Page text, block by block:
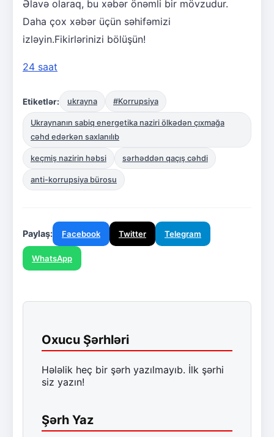
Əlavə olaraq, bu xəbər önəmli bir mövzudur.
Daha çox xəbər üçün səhifəmizi
izləyin.Fikirlərinizi bölüşün!
24 saat
Etiketlər: ukrayna #Korrupsiya
Ukraynanın sabiq energetika naziri ölkədən çıxmağa
cəhd edərkən saxlanılıb
keçmiş nazirin həbsi sərhəddən qaçış cəhdi
anti-korrupsiya bürosu
Paylaş: Facebook Twitter Telegram
WhatsApp
Oxucu Şərhləri
Hələlik heç bir şərh yazılmayıb. İlk şərhi
siz yazın!
Şərh Yaz